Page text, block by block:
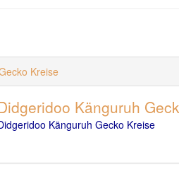
Kreise
Känguruh
Känguruh Gecko Kreise